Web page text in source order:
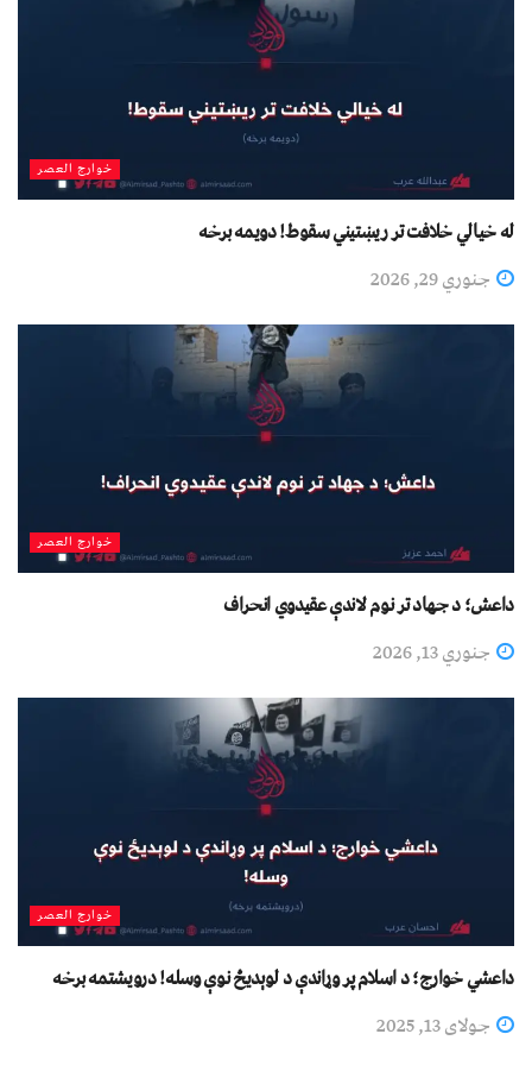
خوارج العصر
له خیالي خلافت تر ریښتیني سقوط! دویمه برخه
جنوري 29, 2026
خوارج العصر
داعش؛ د جهاد تر نوم لاندې عقیدوي انحراف
جنوري 13, 2026
خوارج العصر
داعشي خوارج؛ د اسلام پر وړاندې د لوېدیځ نوې وسله! درویشتمه برخه
جولای 13, 2025